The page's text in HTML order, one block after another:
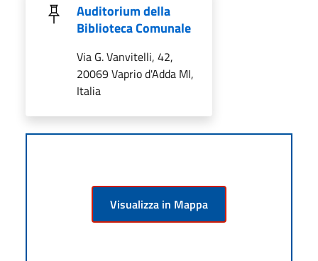
Auditorium della
Biblioteca Comunale
Via G. Vanvitelli, 42,
20069 Vaprio d'Adda MI,
Italia
Visualizza in Mappa